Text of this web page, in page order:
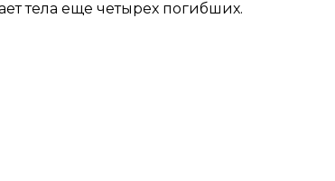
тела еще четырех погибших.